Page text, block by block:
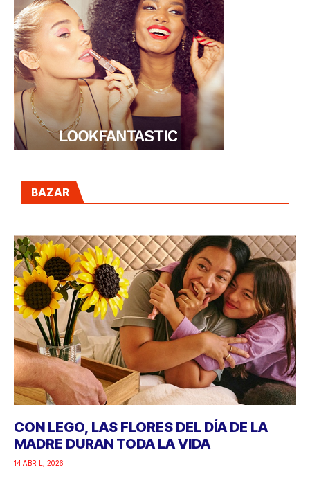
BAZAR
CON LEGO, LAS FLORES DEL DÍA DE LA
MADRE DURAN TODA LA VIDA
14 ABRIL, 2026